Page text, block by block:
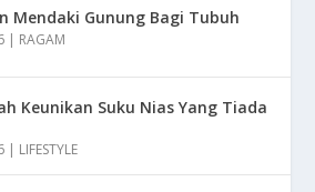
Mendaki Gunung Bagi Tubuh
| RAGAM
Keunikan Suku Nias Yang Tiada
| LIFESTYLE